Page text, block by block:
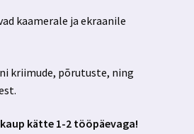
kaamerale ja ekraanile
kriimude, põrutuste, ning
kaup kätte 1-2 tööpäevaga!